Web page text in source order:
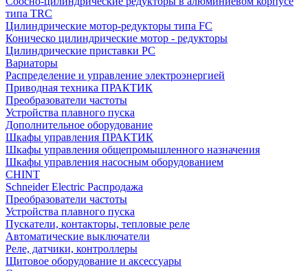
типа TRC
Цилиндрические мотор-редукторы типа FC
Коническо цилиндрические мотор - редукторы
Цилиндрические приставки PC
Вариаторы
Распределение и управление электроэнергией
Приводная техника ПРАКТИК
Преобразователи частоты
Устройства плавного пуска
Дополнительное оборудование
Шкафы управления ПРАКТИК
Шкафы управления общепромышленного назначения
Шкафы управления насосным оборудованием
CHINT
Schneider Electric Распродажа
Преобразователи частоты
Устройства плавного пуска
Пускатели, контакторы, тепловые реле
Автоматические выключатели
Реле, датчики, контроллеры
Щитовое оборудование и аксессуары